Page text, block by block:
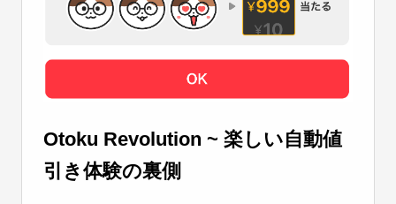
Otoku Revolution ~ 楽しい自動値
引き体験の裏側